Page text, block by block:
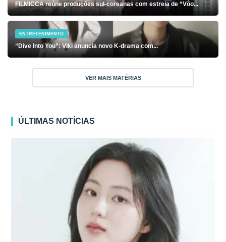
FILMICCA reúne produções sul-coreanas com estreia de “Vôo...
ENTRETENIMENTO
“Dive Into You”: Viki anuncia novo K-drama com...
VER MAIS MATÉRIAS
ÚLTIMAS NOTÍCIAS